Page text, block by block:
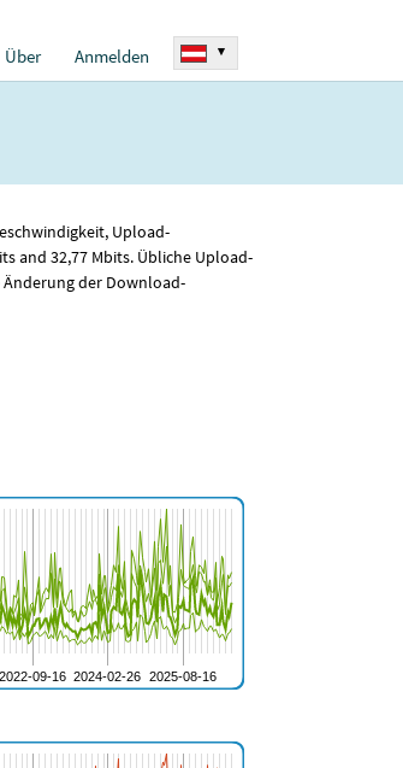
Über Anmelden ▾
Upload-
and 32,77 Mbits. Übliche Upload-
Änderung der Download-